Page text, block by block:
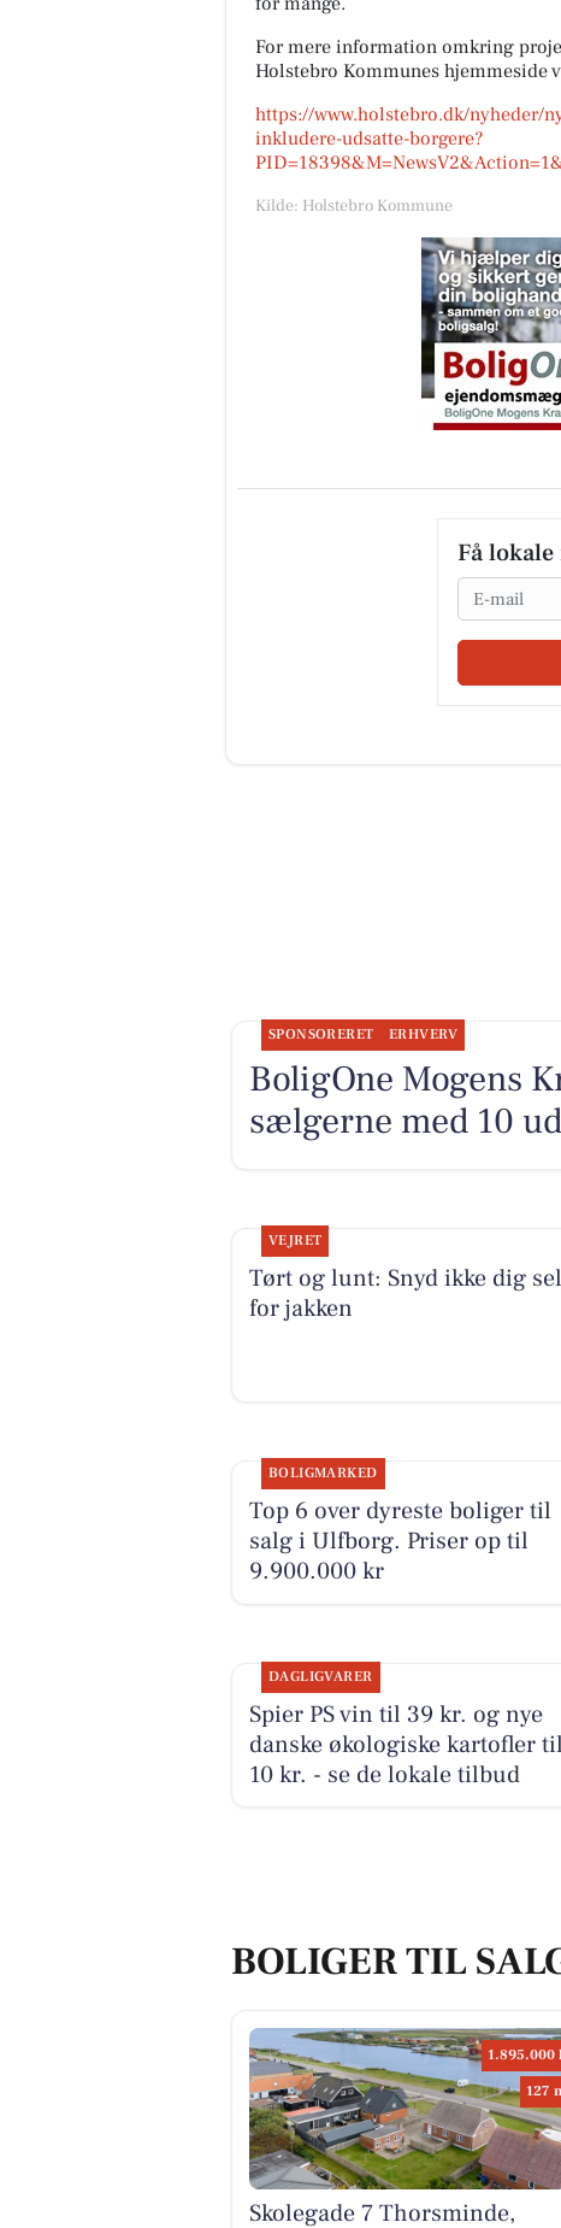
For mere information omkring
Holstebro Kommunes hjemmeside
https://www.holstebro.dk/nyheder/
inkludere-udsatte-borgere?
Kilde: Holstebro Kommune
Få lokale
Email
SPONSORERET ERHVERV
BoligOne Mogens
sælgerne med 10
VEJRET
Tørt og lunt: Snyd ikke dig
for jakken
BOLIGMARKED
Top 6 over dyreste boliger til
salg i Ulfborg. Priser op til
9.900.000 kr
DAGLIGVARER
Spier PS vin til 39 kr. og nye
danske økologiske kartofler til
10 kr. - se de lokale tilbud
BOLIGER TIL
1.895.000
127
Skolegade 7 Thorsminde,